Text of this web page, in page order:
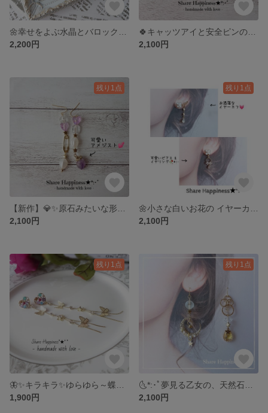
2,200円
2,100円
残り1点
2,100円
残り1点
2,100円
残り1点
1,900円
残り1点
2,100円